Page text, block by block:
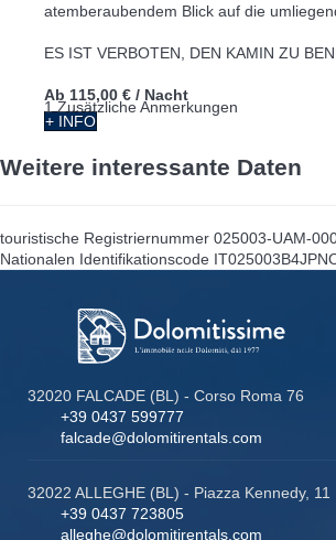
atemberaubendem Blick auf die
ES IST VERBOTEN, DEN KAMIN ZU
1 Zusätzliche Anmerkungen
Ab 115,00 € / Nacht
+ INFO
Weitere interessante Daten
touristische Registriernummer 025003-UAM-
Nationalen Identifikationscode
32020 FALCADE (BL) - Corso Roma 76
+39 0437 599777
falcade@dolomitirentals.com
32022 ALLEGHE (BL) - Piazza Kennedy, 11
+39 0437 723805
alleghe@dolomitirentals.com